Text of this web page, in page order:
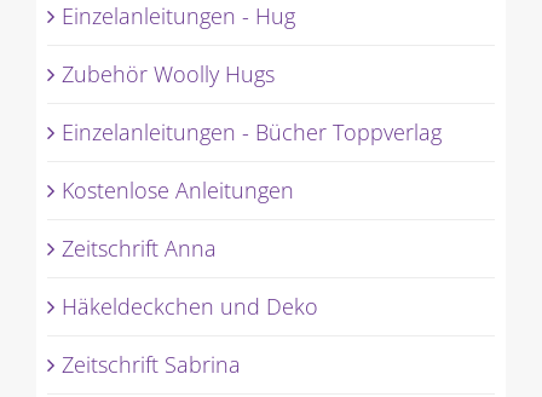
Einzelanleitungen - Hug
Zubehör Woolly Hugs
Einzelanleitungen - Bücher Toppverlag
Kostenlose Anleitungen
Zeitschrift Anna
Häkeldeckchen und Deko
Zeitschrift Sabrina